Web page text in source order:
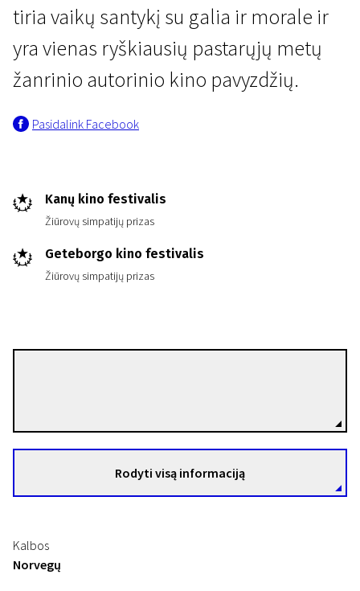
Naujienos iš Šiaurės
Nekaltieji
1 val. 57 min. | Drama, Siaubo, Mistinis | N-16
tiria vaikų santykį su galia ir morale ir
yra vienas ryškiausių pastarųjų metų
žanrinio autorinio kino pavyzdžių.
Pasidalink Facebook
Kanų kino festivalis
Žiūrovų simpatijų prizas
Geteborgo kino festivalis
Žiūrovų simpatijų prizas
Rodyti visą informaciją
Kalbos
Norvegų